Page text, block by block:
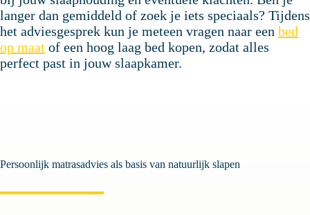
langer dan gemiddeld of zoek je iets speciaals? Tijdens
het adviesgesprek kun je meteen vragen naar een bed
op maat of een hoog laag bed kopen, zodat alles
perfect past in jouw slaapkamer.
Persoonlijk matrasadvies als basis van natuurlijk slapen